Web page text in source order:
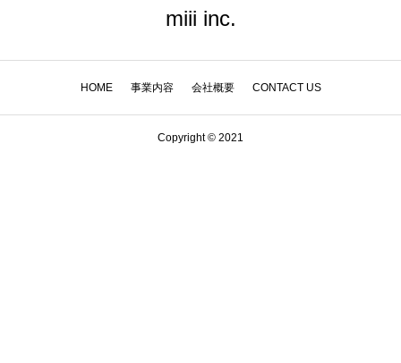
miii inc.
HOME 事業内容 会社概要 CONTACT US
Copyright © 2021